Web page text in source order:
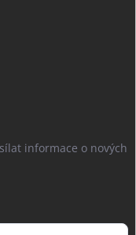
informace o nových